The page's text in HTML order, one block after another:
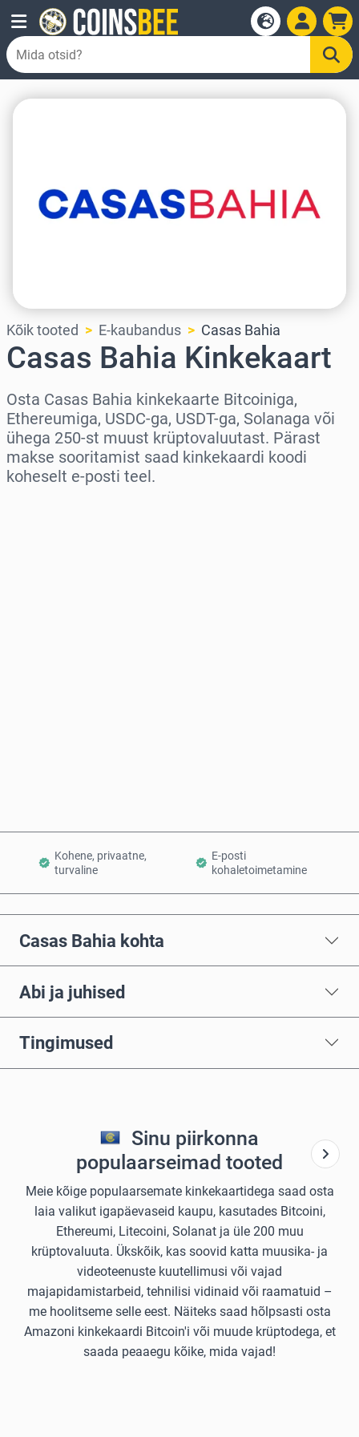
Kõik tooted E-kaubandus Casas Bahia
Casas Bahia Kinkekaart
Osta Casas Bahia kinkekaarte Bitcoiniga,
Ethereumiga, USDC-ga, USDT-ga, Solanaga või
ühega 250-st muust krüptovaluutast. Pärast
makse sooritamist saad kinkekaardi koodi
koheselt e-posti teel.
Kohene, privaatne,
turvaline
E-posti
kohaletoimetamine
Casas Bahia kohta
Abi ja juhised
Tingimused
Sinu piirkonna
populaarseimad tooted
Meie kõige populaarsemate kinkekaartidega saad osta
laia valikut igapäevaseid kaupu, kasutades Bitcoini,
Ethereumi, Litecoini, Solanat ja üle 200 muu
krüptovaluuta. Ükskõik, kas soovid katta muusika- ja
videoteenuste kuutellimusi või vajad
majapidamistarbeid, tehnilisi vidinaid või raamatuid –
me hoolitseme selle eest. Näiteks saad hõlpsasti osta
Amazoni kinkekaardi Bitcoin'i või muude krüptodega, et
saada peaaegu kõike, mida vajad!